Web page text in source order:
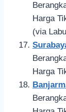
Harga
(via
Harga